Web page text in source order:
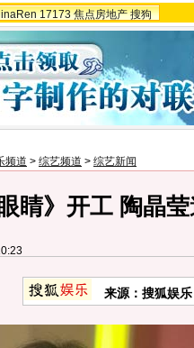
17173 焦点房地产 搜狗
频道 > 综艺频道 > 综艺新闻
睛》开工 陶晶
来源：搜狐娱乐